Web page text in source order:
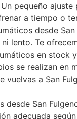
pequeño ajuste
a tiempo o
desde
lento. Te
en stock
se realizan en
vuelvas a San
desde San
adecuada